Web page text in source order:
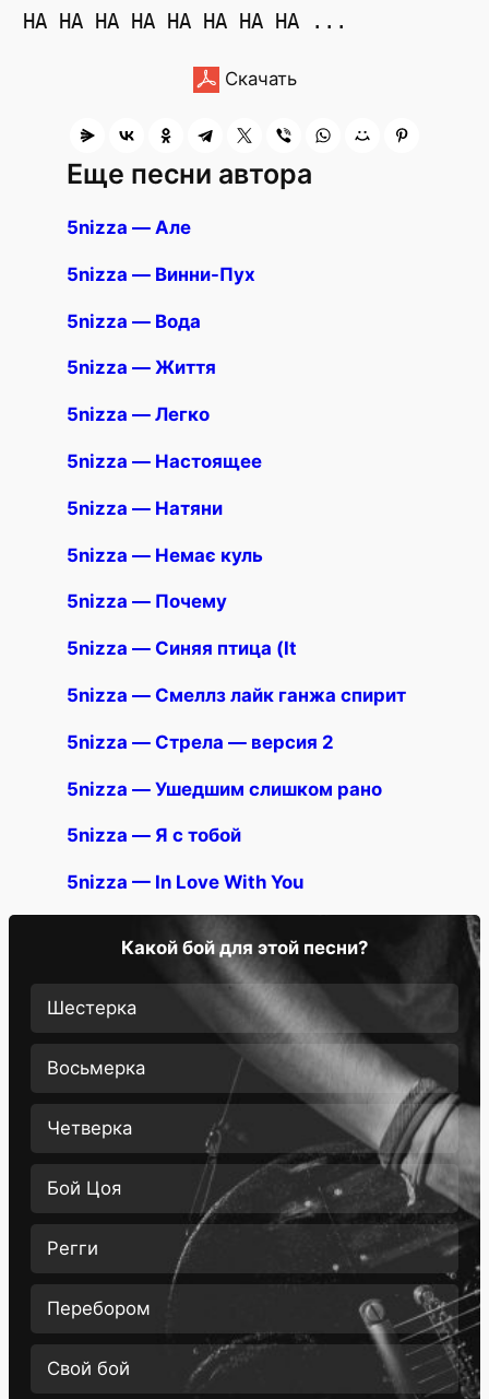
Скачать
Еще песни автора
5nizza — Але
5nizza — Винни-Пух
5nizza — Вода
5nizza — Життя
5nizza — Легко
5nizza — Настоящее
5nizza — Натяни
5nizza — Немає куль
5nizza — Почему
5nizza — Синяя птица (It
5nizza — Смеллз лайк ганжа спирит
5nizza — Стрела — версия 2
5nizza — Ушедшим слишком рано
5nizza — Я с тобой
5nizza — In Love With You
Какой бой для этой песни?
Шестерка
Восьмерка
Четверка
Бой Цоя
Регги
Перебором
Свой бой